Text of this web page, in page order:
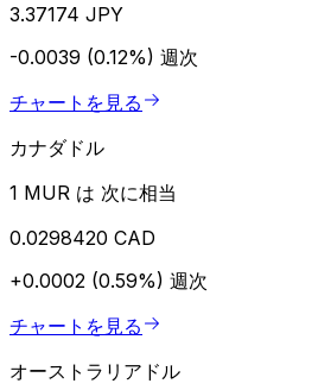
3.37174 JPY
-0.0039 (0.12%) 週次
チャートを見る
カナダドル
1 MUR は 次に相当
0.0298420 CAD
+0.0002 (0.59%) 週次
チャートを見る
オーストラリアドル